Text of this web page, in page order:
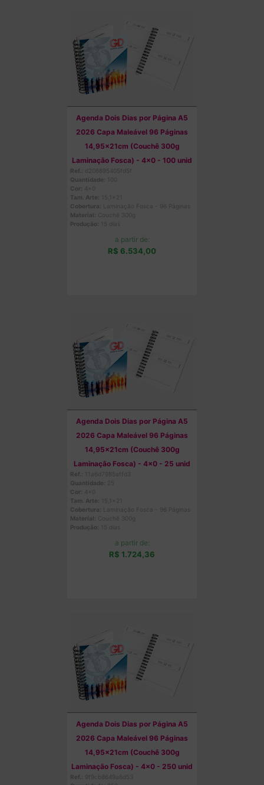
Agenda Dois Dias por Página A5
2026 Capa Maleável 96 Páginas
14,95x21cm (Couchê 300g
Laminação Fosca) - 4x0 - 100 unid
Ref.:
Quantidade:
Cor:
4x0
Tam. Arte: 15,1x21
Cobertura:
Material: Couchê 300g
Produção:
a partir de:
R$ 6.534,00
Agenda Dois Dias por Página A5
2026 Capa Maleável 96 Páginas
14,95x21cm (Couchê 300g
Laminação Fosca) - 4x0 - 25 unid
Ref.:
Quantidade:
Cor:
4x0
Tam. Arte: 15,1x21
Cobertura:
Material: Couchê 300g
Produção:
a partir de:
R$ 1.724,36
Agenda Dois Dias por Página A5
2026 Capa Maleável 96 Páginas
14,95x21cm (Couchê 300g
Laminação Fosca) - 4x0 - 250 unid
Ref.: 9f9cb8649a6d53